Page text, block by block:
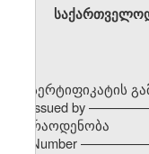
სერტიფიკატის
Issued by
რაოდენობა
Number